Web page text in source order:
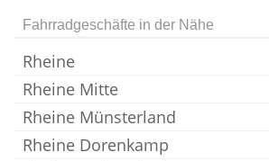
Fahrradgeschäfte in der Nähe
Rheine
Rheine Mitte
Rheine Münsterland
Rheine Dorenkamp